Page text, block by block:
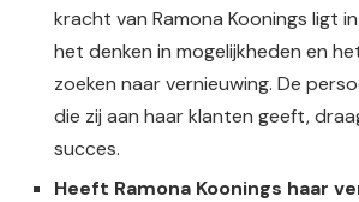
kracht van Ramona Koonings ligt
het denken in mogelijkheden en
zoeken naar vernieuwing. De
die zij aan haar klanten geeft,
succes.
Heeft Ramona Koonings haar